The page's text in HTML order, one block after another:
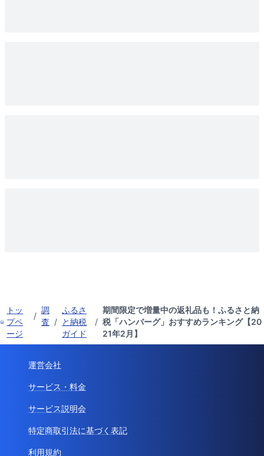
トッ
プペ
ージ
/
調
査 /
ふるさ
と納税
ガイド
/
期間限定で増量中の返礼品も！ふるさと納
税「ハンバーグ」おすすめランキング【20
21年2月】
運営会社
サービス・料金
サービス説明会
特定商取引法に基づく表記
利用規約